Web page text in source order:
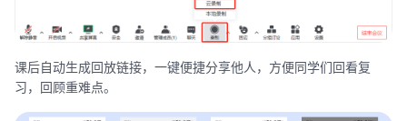
课后自动生成回放链接，一键便捷分享他人，方便同学们回看复
习，回顾重难点。